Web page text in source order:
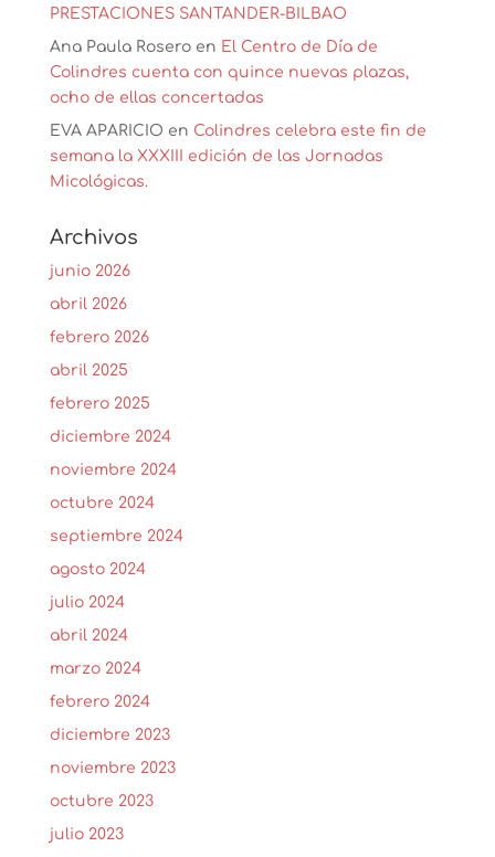
PRESTACIONES SANTANDER-BILBAO
Ana Paula Roseroen El Centro de Día de
Colindres cuenta con quince nuevas plazas,
ocho de ellas concertadas
EVA APARICIO en Colindres celebra este fin de
semana la XXXIII edición de las Jornadas
Micológicas.
Archivos
junio 2026
abril 2026
febrero 2026
abril 2025
febrero 2025
diciembre 2024
noviembre 2024
octubre 2024
septiembre 2024
agosto 2024
julio 2024
abril 2024
marzo 2024
febrero 2024
diciembre 2023
noviembre 2023
octubre 2023
julio 2023